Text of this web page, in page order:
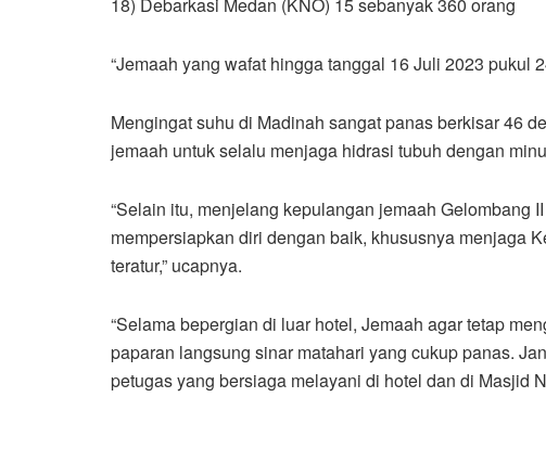
“Jemaah yang wafat hingga tanggal 16 Juli 2023 pukul
Mengingat suhu di Madinah sangat panas berkisar 46
jemaah untuk selalu menjaga hidrasi tubuh dengan
“Selain itu, menjelang kepulangan jemaah Gelombang
mempersiapkan diri dengan baik, khususnya menjaga
teratur,” ucapnya.
“Selama bepergian di luar hotel, Jemaah agar tetap
paparan langsung sinar matahari yang cukup panas.
petugas yang bersiaga melayani di hotel dan di Masjid